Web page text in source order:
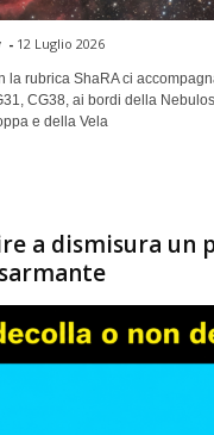
- 12 Luglio 2026
la rubrica ShaRA ci
CG38, ai bordi della
e della Vela
a dismisura un